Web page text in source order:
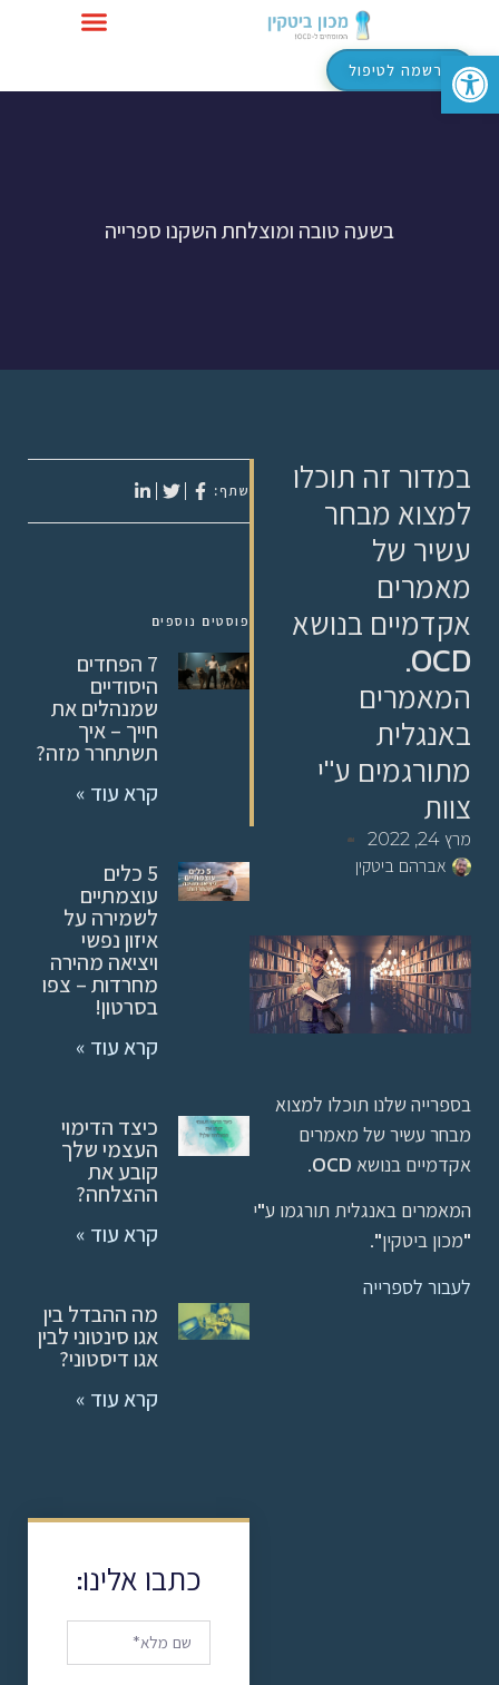
פתח סרגל נגישותהרשמה לטיפול
בשעה טובה ומוצלחת השקנו ספרייה
במדור זה תוכלו
למצוא מבחר
עשיר של
מאמרים
אקדמיים בנושא
OCD.
המאמרים
באנגלית
מתורגמים ע"י
צוות
מרץ 24, 2022
אברהם ביטקין
בספרייה שלנו תוכלו למצוא
מבחר עשיר של מאמרים
אקדמיים בנושא OCD.
המאמרים באנגלית תורגמו ע"י
"מכון ביטקין".
לעבור לספרייה
שתף:
פוסטים נוספים
7 הפחדים
היסודיים
שמנהלים את
חייך – איך
תשתחרר מזה?
קרא עוד »
5 כלים
עוצמתיים
לשמירה על
איזון נפשי
ויציאה מהירה
מחרדות – צפו
בסרטון!
קרא עוד »
כיצד הדימוי
העצמי שלך
קובע את
ההצלחה?
קרא עוד »
מה ההבדל בין
אגו סינטוני לבין
אגו דיסטוני?
קרא עוד »
כתבו אלינו: